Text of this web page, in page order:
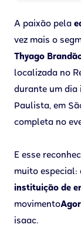
A paixão pela
vez mais o
Thyago
localizada no
durante um dia
Paulista, em
completa no
E esse
muito especial:
instituição de
movimento
isaac.